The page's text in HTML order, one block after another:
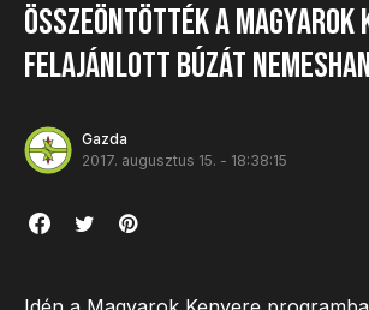
Összeöntötték a Magyarok
felajánlott búzát
Gazda
2017. augusztus 15. - 18:38:15